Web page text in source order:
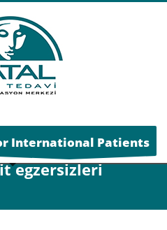
International Patients
"OMUZ TENDINIT EGZERSIZLERI"
egzersizleri